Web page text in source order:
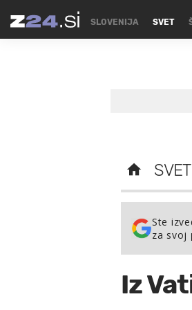
SLOVENIJA SVET
SVET
Ste
za svoj
Iz